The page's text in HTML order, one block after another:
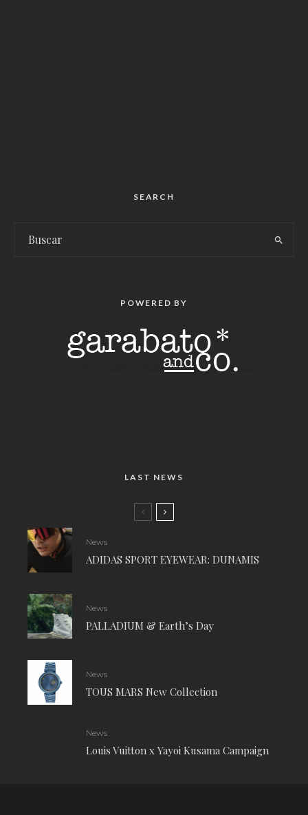
SEARCH
POWERED BY
LAST NEWS
News
ADIDAS SPORT EYEWEAR: DUNAMIS
News
PALLADIUM & Earth’s Day
News
TOUS MARS New Collection
News
Louis Vuitton x Yayoi Kusama Campaign